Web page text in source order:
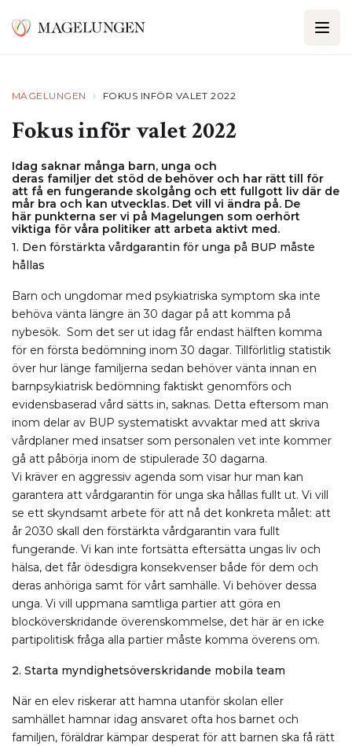
MAGELUNGEN › FOKUS INFÖR VALET 2022
Fokus inför valet 2022
Idag saknar många barn, unga och
deras familjer det stöd de behöver och har rätt till för
att få en fungerande skolgång och ett fullgott liv där de
mår bra och kan utvecklas. Det vill vi ändra på. De
här punkterna ser vi på Magelungen som oerhört
viktiga för våra politiker att arbeta aktivt med.
1. Den förstärkta vårdgarantin för unga på BUP måste
hållas
Barn och ungdomar med psykiatriska symptom ska inte
behöva vänta längre än 30 dagar på att komma på
nybesök. Som det ser ut idag får endast hälften komma
för en första bedömning inom 30 dagar. Tillförlitlig statistik
över hur länge familjerna sedan behöver vänta innan en
barnpsykiatrisk bedömning faktiskt genomförs och
evidensbaserad vård sätts in, saknas. Detta eftersom man
inom delar av BUP systematiskt avvaktar med att skriva
vårdplaner med insatser som personalen vet inte kommer
gå att påbörja inom de stipulerade 30 dagarna.
Vi kräver en aggressiv agenda som visar hur man kan
garantera att vårdgarantin för unga ska hållas fullt ut. Vi vill
se ett skyndsamt arbete för att nå det konkreta målet: att
år 2030 skall den förstärkta vårdgarantin vara fullt
fungerande. Vi kan inte fortsätta eftersätta ungas liv och
hälsa, det får ödesdigra konsekvenser både för dem och
deras anhöriga samt för vårt samhälle. Vi behöver dessa
unga. Vi vill uppmana samtliga partier att göra en
blocköverskridande överenskommelse, det här är en icke
partipolitisk fråga alla partier måste komma överens om.
2. Starta myndighetsöverskridande mobila team
När en elev riskerar att hamna utanför skolan eller
samhället hamnar idag ansvaret ofta hos barnet och
familjen, föräldrar kämpar desperat för att barnen ska få rätt